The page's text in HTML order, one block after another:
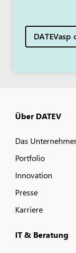
DATEVasp
Über DATEV
Das
Portfolio
Innovation
Presse
Karriere
IT & Beratung